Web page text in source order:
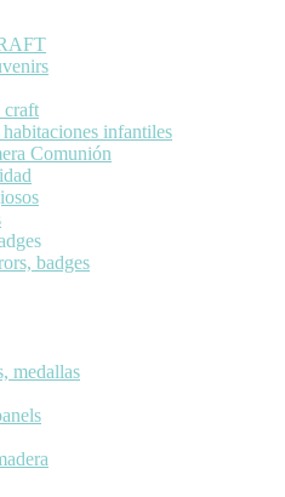
craft
infantiles
Comunión
badges
medallas